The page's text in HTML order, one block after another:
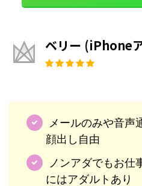
ベリー (iPhone
メールのみや音声
顔出し自由
ノンアダでもお仕
にはアダルトあり